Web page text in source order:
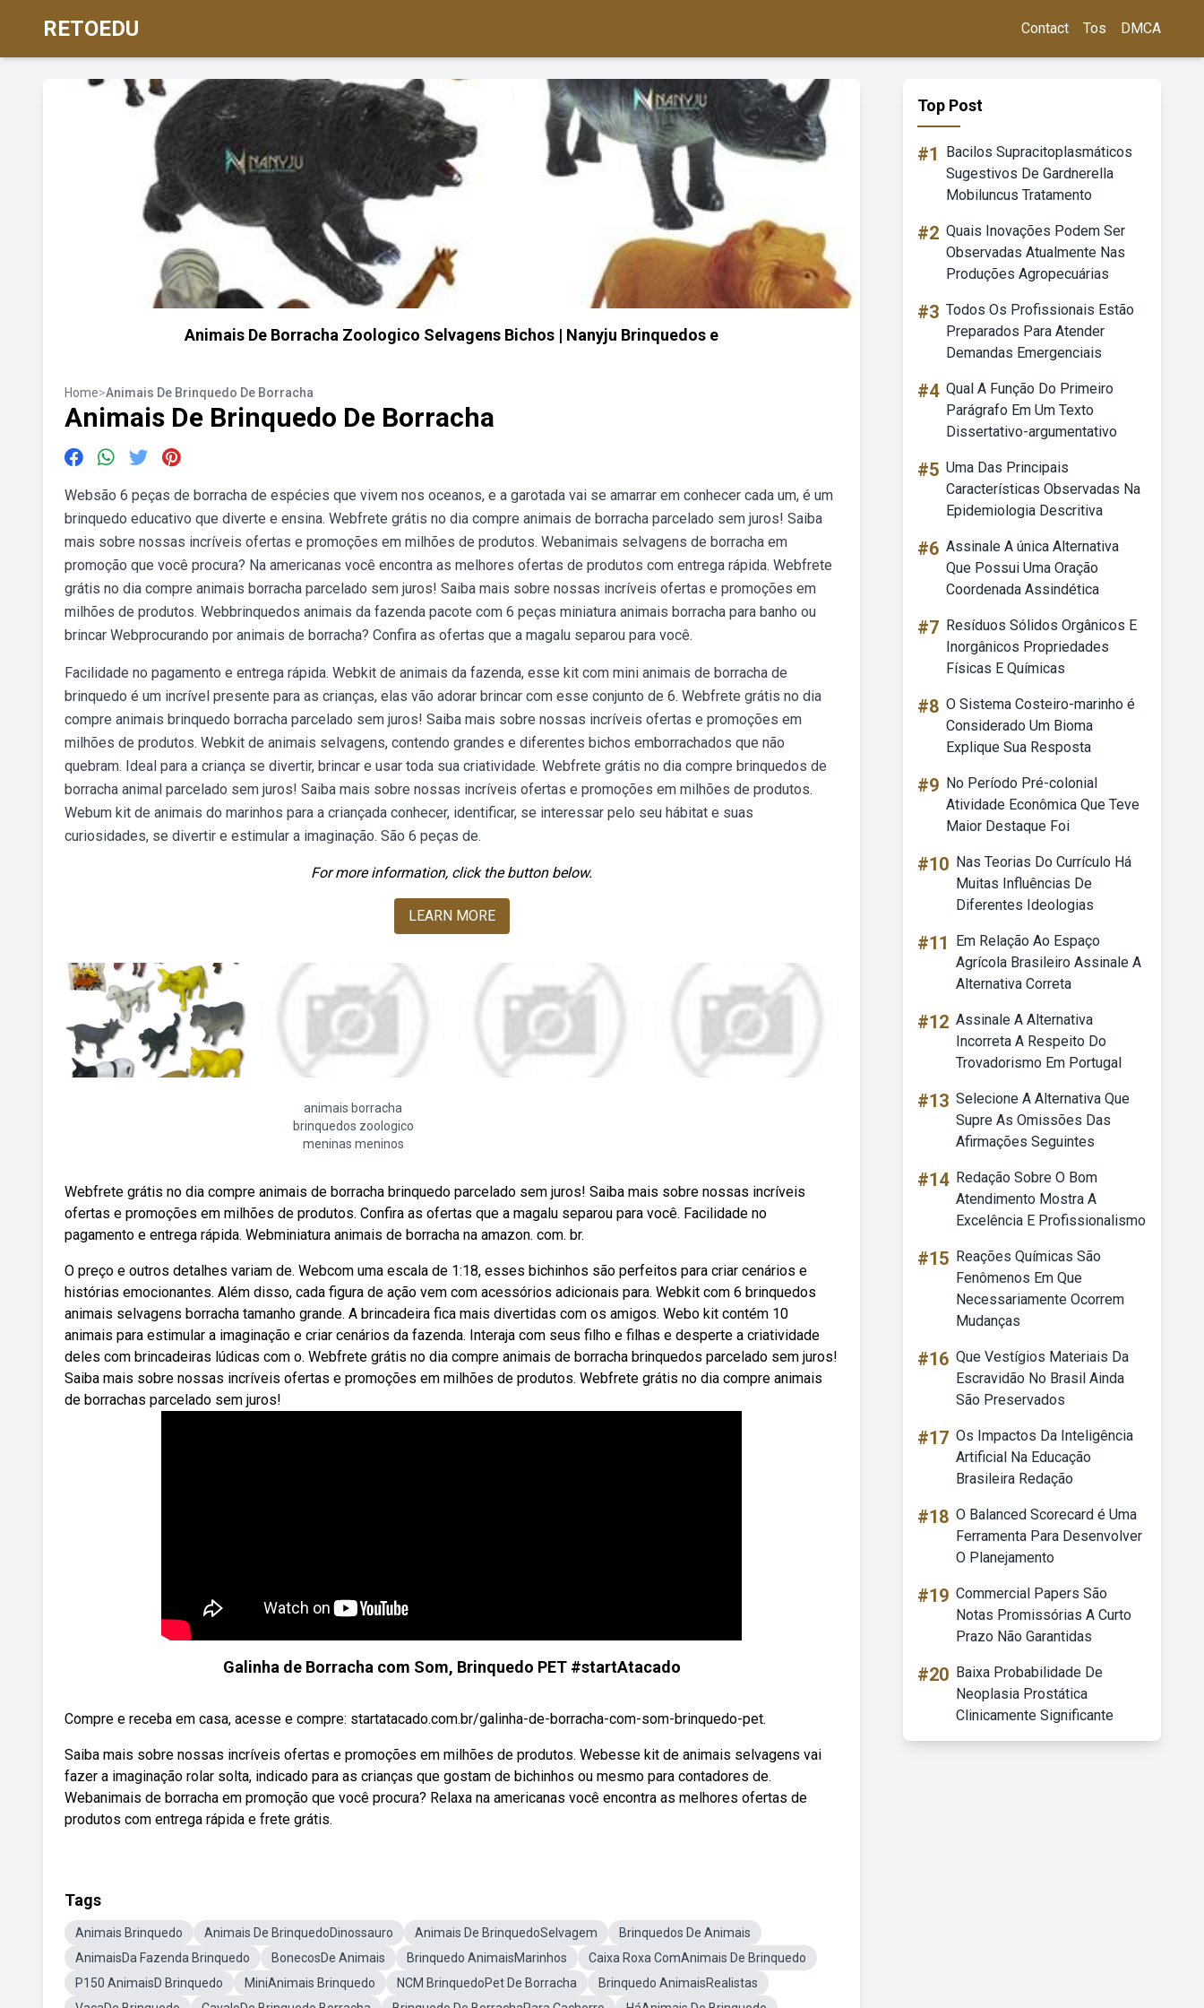
RETOEDU Contact Tos DMCA
Animais De Borracha Zoologico Selvagens Bichos | Nanyju Brinquedos e
Home>Animais De Brinquedo De Borracha
Animais De Brinquedo De Borracha
Websão 6 peças de borracha de espécies que vivem nos oceanos, e a garotada vai se amarrar em conhecer cada um, é um
brinquedo educativo que diverte e ensina. Webfrete grátis no dia compre animais de borracha parcelado sem juros! Saiba
mais sobre nossas incríveis ofertas e promoções em milhões de produtos. Webanimais selvagens de borracha em
promoção que você procura? Na americanas você encontra as melhores ofertas de produtos com entrega rápida. Webfrete
grátis no dia compre animais borracha parcelado sem juros! Saiba mais sobre nossas incríveis ofertas e promoções em
milhões de produtos. Webbrinquedos animais da fazenda pacote com 6 peças miniatura animais borracha para banho ou
brincar Webprocurando por animais de borracha? Confira as ofertas que a magalu separou para você.
Facilidade no pagamento e entrega rápida. Webkit de animais da fazenda, esse kit com mini animais de borracha de
brinquedo é um incrível presente para as crianças, elas vão adorar brincar com esse conjunto de 6. Webfrete grátis no dia
compre animais brinquedo borracha parcelado sem juros! Saiba mais sobre nossas incríveis ofertas e promoções em
milhões de produtos. Webkit de animais selvagens, contendo grandes e diferentes bichos emborrachados que não
quebram. Ideal para a criança se divertir, brincar e usar toda sua criatividade. Webfrete grátis no dia compre brinquedos de
borracha animal parcelado sem juros! Saiba mais sobre nossas incríveis ofertas e promoções em milhões de produtos.
Webum kit de animais do marinhos para a criançada conhecer, identificar, se interessar pelo seu hábitat e suas
curiosidades, se divertir e estimular a imaginação. São 6 peças de.
For more information, click the button below.
LEARN MORE
animais borracha
brinquedos zoologico
meninas meninos
Webfrete grátis no dia compre animais de borracha brinquedo parcelado sem juros! Saiba mais sobre nossas incríveis
ofertas e promoções em milhões de produtos. Confira as ofertas que a magalu separou para você. Facilidade no
pagamento e entrega rápida. Webminiatura animais de borracha na amazon. com. br.
O preço e outros detalhes variam de. Webcom uma escala de 1:18, esses bichinhos são perfeitos para criar cenários e
histórias emocionantes. Além disso, cada figura de ação vem com acessórios adicionais para. Webkit com 6 brinquedos
animais selvagens borracha tamanho grande. A brincadeira fica mais divertidas com os amigos. Webo kit contém 10
animais para estimular a imaginação e criar cenários da fazenda. Interaja com seus filho e filhas e desperte a criatividade
deles com brincadeiras lúdicas com o. Webfrete grátis no dia compre animais de borracha brinquedos parcelado sem juros!
Saiba mais sobre nossas incríveis ofertas e promoções em milhões de produtos. Webfrete grátis no dia compre animais
de borrachas parcelado sem juros!
Galinha de Borracha com Som, Brinquedo PET #startAtacado
Compre e receba em casa, acesse e compre: startatacado.com.br/galinha-de-borracha-com-som-brinquedo-pet.
Saiba mais sobre nossas incríveis ofertas e promoções em milhões de produtos. Webesse kit de animais selvagens vai
fazer a imaginação rolar solta, indicado para as crianças que gostam de bichinhos ou mesmo para contadores de.
Webanimais de borracha em promoção que você procura? Relaxa na americanas você encontra as melhores ofertas de
produtos com entrega rápida e frete grátis.
Tags
Animais Brinquedo Animais De BrinquedoDinossauro Animais De BrinquedoSelvagem
Brinquedos De Animais
AnimaisDa Fazenda Brinquedo
BonecosDe Animais Brinquedo AnimaisMarinhos
Caixa Roxa ComAnimais De Brinquedo
P150 AnimaisD Brinquedo
MiniAnimais Brinquedo NCM BrinquedoPet De Borracha
Brinquedo AnimaisRealistas
Top Post
#1
Bacilos Supracitoplasmáticos
Sugestivos De Gardnerella
Mobiluncus Tratamento
#2 Quais Inovações Podem Ser
Observadas Atualmente Nas
Produções Agropecuárias
#3 Todos Os Profissionais Estão
Preparados Para Atender
Demandas Emergenciais
#4 Qual A Função Do Primeiro
Parágrafo Em Um Texto
Dissertativo-argumentativo
#5 Uma Das Principais
Características Observadas Na
Epidemiologia Descritiva
#6 Assinale A única Alternativa
Que Possui Uma Oração
Coordenada Assindética
#7 Resíduos Sólidos Orgânicos E
Inorgânicos Propriedades
Físicas E Químicas
#8 O Sistema Costeiro-marinho é
Considerado Um Bioma
Explique Sua Resposta
#9 No Período Pré-colonial
Atividade Econômica Que Teve
Maior Destaque Foi
#10 Nas Teorias Do Currículo Há
Muitas Influências De
Diferentes Ideologias
#11
Em Relação Ao Espaço
Agrícola Brasileiro Assinale A
Alternativa Correta
#12 Assinale A Alternativa
Incorreta A Respeito Do
Trovadorismo Em Portugal
#13 Selecione A Alternativa Que
Supre As Omissões Das
Afirmações Seguintes
#14 Redação Sobre O Bom
Atendimento Mostra A
Excelência E Profissionalismo
#15 Reações Químicas São
Fenômenos Em Que
Necessariamente Ocorrem
Mudanças
#16 Que Vestígios Materiais Da
Escravidão No Brasil Ainda
São Preservados
#17 Os Impactos Da Inteligência
Artificial Na Educação
Brasileira Redação
#18 O Balanced Scorecard é Uma
Ferramenta Para Desenvolver
O Planejamento
#19 Commercial Papers São
Notas Promissórias A Curto
Prazo Não Garantidas
#20 Baixa Probabilidade De
Neoplasia Prostática
Clinicamente Significante